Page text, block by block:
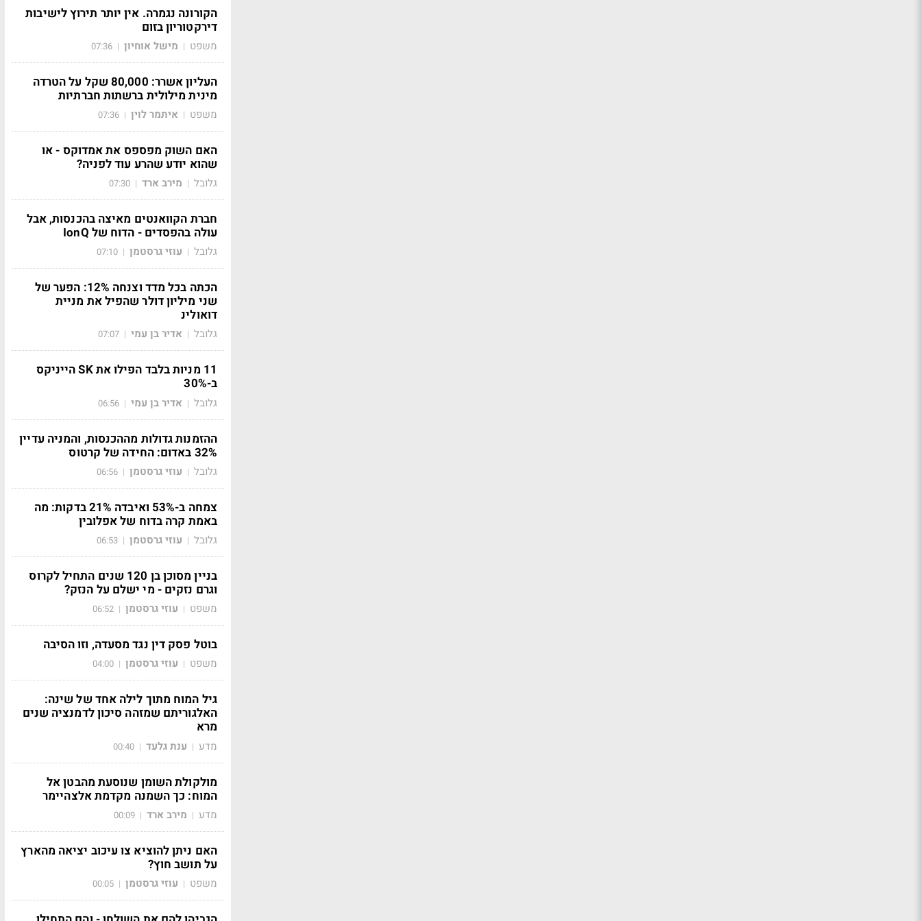
הקורונה נגמרה. אין יותר תירוץ לישיבות
דירקטוריון בזום
משפט | מישל אוחיון |
07:36
העליון אשרר: 80,000 שקל על הטרדה
מינית מילולית ברשתות חברתיות
משפט | איתמר לוין |
07:36
האם השוק מפספס את אמדוקס - או
שהוא יודע שהרע עוד לפניה?
גלובל | מירב ארד |
07:30
חברת הקוואנטים מאיצה בהכנסות, אבל
עולה בהפסדים - הדוח של IonQ
גלובל | עוזי גרסטמן |
07:10
הכתה בכל מדד וצנחה 12%: הפער של
שני מיליון דולר שהפיל את מניית
דואולינ
גלובל | אדיר בן עמי |
07:07
11 מניות בלבד הפילו את SK הייניקס
ב-30%
גלובל | אדיר בן עמי |
06:56
ההזמנות גדולות מההכנסות, והמניה עדיין
32% באדום: החידה של קרטוס
גלובל | עוזי גרסטמן |
06:56
צמחה ב-53% ואיבדה 21% בדקות: מה
באמת קרה בדוח של אפלובין
גלובל | עוזי גרסטמן |
06:53
בניין מסוכן בן 120 שנים התחיל לקרוס
וגרם נזקים - מי ישלם על הנזק?
משפט | עוזי גרסטמן |
06:52
בוטל פסק דין נגד מסעדה, וזו הסיבה
משפט | עוזי גרסטמן |
04:00
גיל המוח מתוך לילה אחד של שינה:
האלגוריתם שמזהה סיכון לדמנציה שנים
מרא
מדע | ענת גלעד |
00:40
מולקולת השומן שנוסעת מהבטן אל
המוח: כך השמנה מקדמת אלצהיימר
מדע | מירב ארד |
00:09
האם ניתן להוציא צו עיכוב יציאה מהארץ
על תושב חוץ?
משפט | עוזי גרסטמן |
00:05